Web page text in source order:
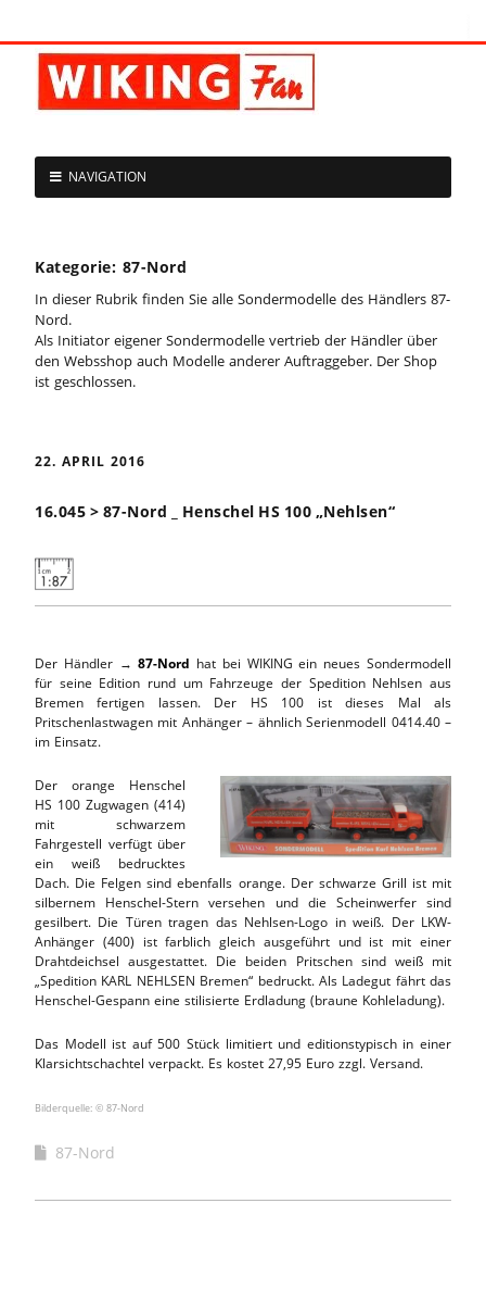
NAVIGATION
Kategorie: 87-Nord
In dieser Rubrik finden Sie alle Sondermodelle des Händlers 87-
Nord.
Als Initiator eigener Sondermodelle vertrieb der Händler über
den Websshop auch Modelle anderer Auftraggeber. Der Shop
ist geschlossen.
22. APRIL 2016
16.045 > 87-Nord _ Henschel HS 100 „Nehlsen“
Der Händler →87-Nord hat bei WIKING ein neues Sondermodell
für seine Edition rund um Fahrzeuge der Spedition Nehlsen aus
Bremen fertigen lassen. Der HS 100 ist dieses Mal als
Pritschenlastwagen mit Anhänger – ähnlich Serienmodell 0414.40 –
im Einsatz.
Der orange Henschel
HS 100 Zugwagen (414)
mit schwarzem
Fahrgestell verfügt über
ein weiß bedrucktes
Dach. Die Felgen sind ebenfalls orange. Der schwarze Grill ist mit
silbernem Henschel-Stern versehen und die Scheinwerfer sind
gesilbert. Die Türen tragen das Nehlsen-Logo in weiß. Der LKW-
Anhänger (400) ist farblich gleich ausgeführt und ist mit einer
Drahtdeichsel ausgestattet. Die beiden Pritschen sind weiß mit
„Spedition KARL NEHLSEN Bremen“ bedruckt. Als Ladegut fährt das
Henschel-Gespann eine stilisierte Erdladung (braune Kohleladung).
Das Modell ist auf 500 Stück limitiert und editionstypisch in einer
Klarsichtschachtel verpackt. Es kostet 27,95 Euro zzgl. Versand.
Bilderquelle: © 87-Nord
87-Nord